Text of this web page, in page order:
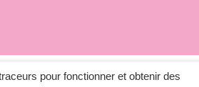
pour fonctionner et obtenir des